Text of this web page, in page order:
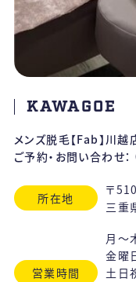
KAWAGOE
メンズ脱毛【Fab】川越
ご予約・お問い合わせ：
所在地
〒
三重
営業時間
月～
金曜
土日